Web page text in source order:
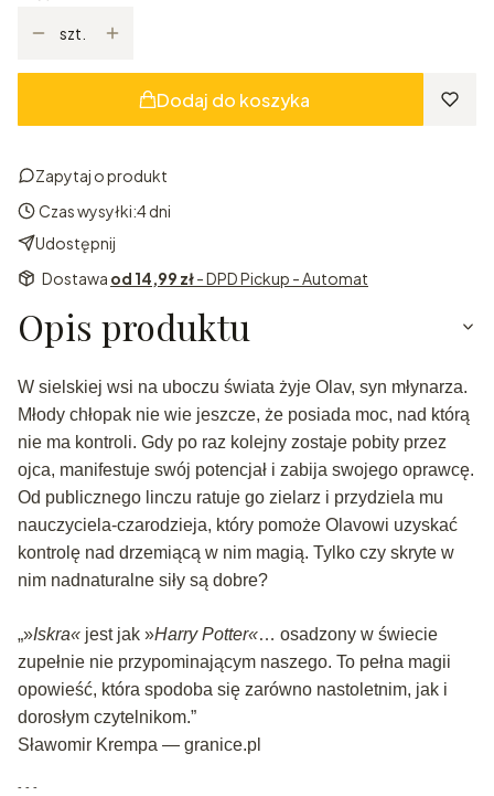
szt.
Dodaj do koszyka
Zapytaj o produkt
Czas wysyłki:4 dni
Udostępnij
Dostawa od 14,99 zł- DPD Pickup - Automat
Opis produktu
W sielskiej wsi na uboczu świata żyje Olav, syn młynarza.
Młody chłopak nie wie jeszcze, że posiada moc, nad którą
nie ma kontroli. Gdy po raz kolejny zostaje pobity przez
ojca, manifestuje swój potencjał i zabija swojego oprawcę.
Od publicznego linczu ratuje go zielarz i przydziela mu
nauczyciela-czarodzieja, który pomoże Olavowi uzyskać
kontrolę nad drzemiącą w nim magią. Tylko czy skryte w
nim nadnaturalne siły są dobre?
„»Iskra« jest jak »Harry Potter«… osadzony w świecie
zupełnie nie przypominającym naszego. To pełna magii
opowieść, która spodoba się zarówno nastoletnim, jak i
dorosłym czytelnikom.”
Sławomir Krempa — granice.pl
- - -